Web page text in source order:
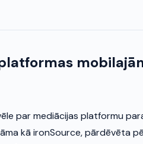
par mediācijas platformu
kā ironSource, pārdēvēta